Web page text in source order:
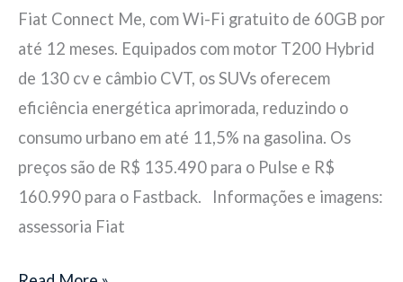
Fiat Connect Me, com Wi-Fi gratuito de 60GB por
até 12 meses. Equipados com motor T200 Hybrid
de 130 cv e câmbio CVT, os SUVs oferecem
eficiência energética aprimorada, reduzindo o
consumo urbano em até 11,5% na gasolina. Os
preços são de R$ 135.490 para o Pulse e R$
160.990 para o Fastback. Informações e imagens:
assessoria Fiat